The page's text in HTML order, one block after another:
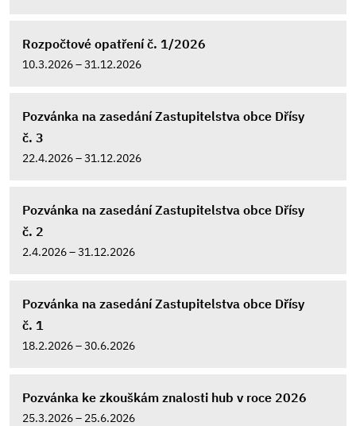
Rozpočtové opatření č. 1/2026
10.3.2026 – 31.12.2026
Pozvánka na zasedání Zastupitelstva obce Dřísy
č. 3
22.4.2026 – 31.12.2026
Pozvánka na zasedání Zastupitelstva obce Dřísy
č. 2
2.4.2026 – 31.12.2026
Pozvánka na zasedání Zastupitelstva obce Dřísy
č. 1
18.2.2026 – 30.6.2026
Pozvánka ke zkouškám znalosti hub v roce 2026
25.3.2026 – 25.6.2026